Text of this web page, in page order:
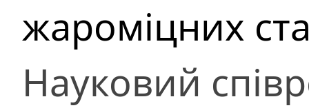
жароміцних
Науковий